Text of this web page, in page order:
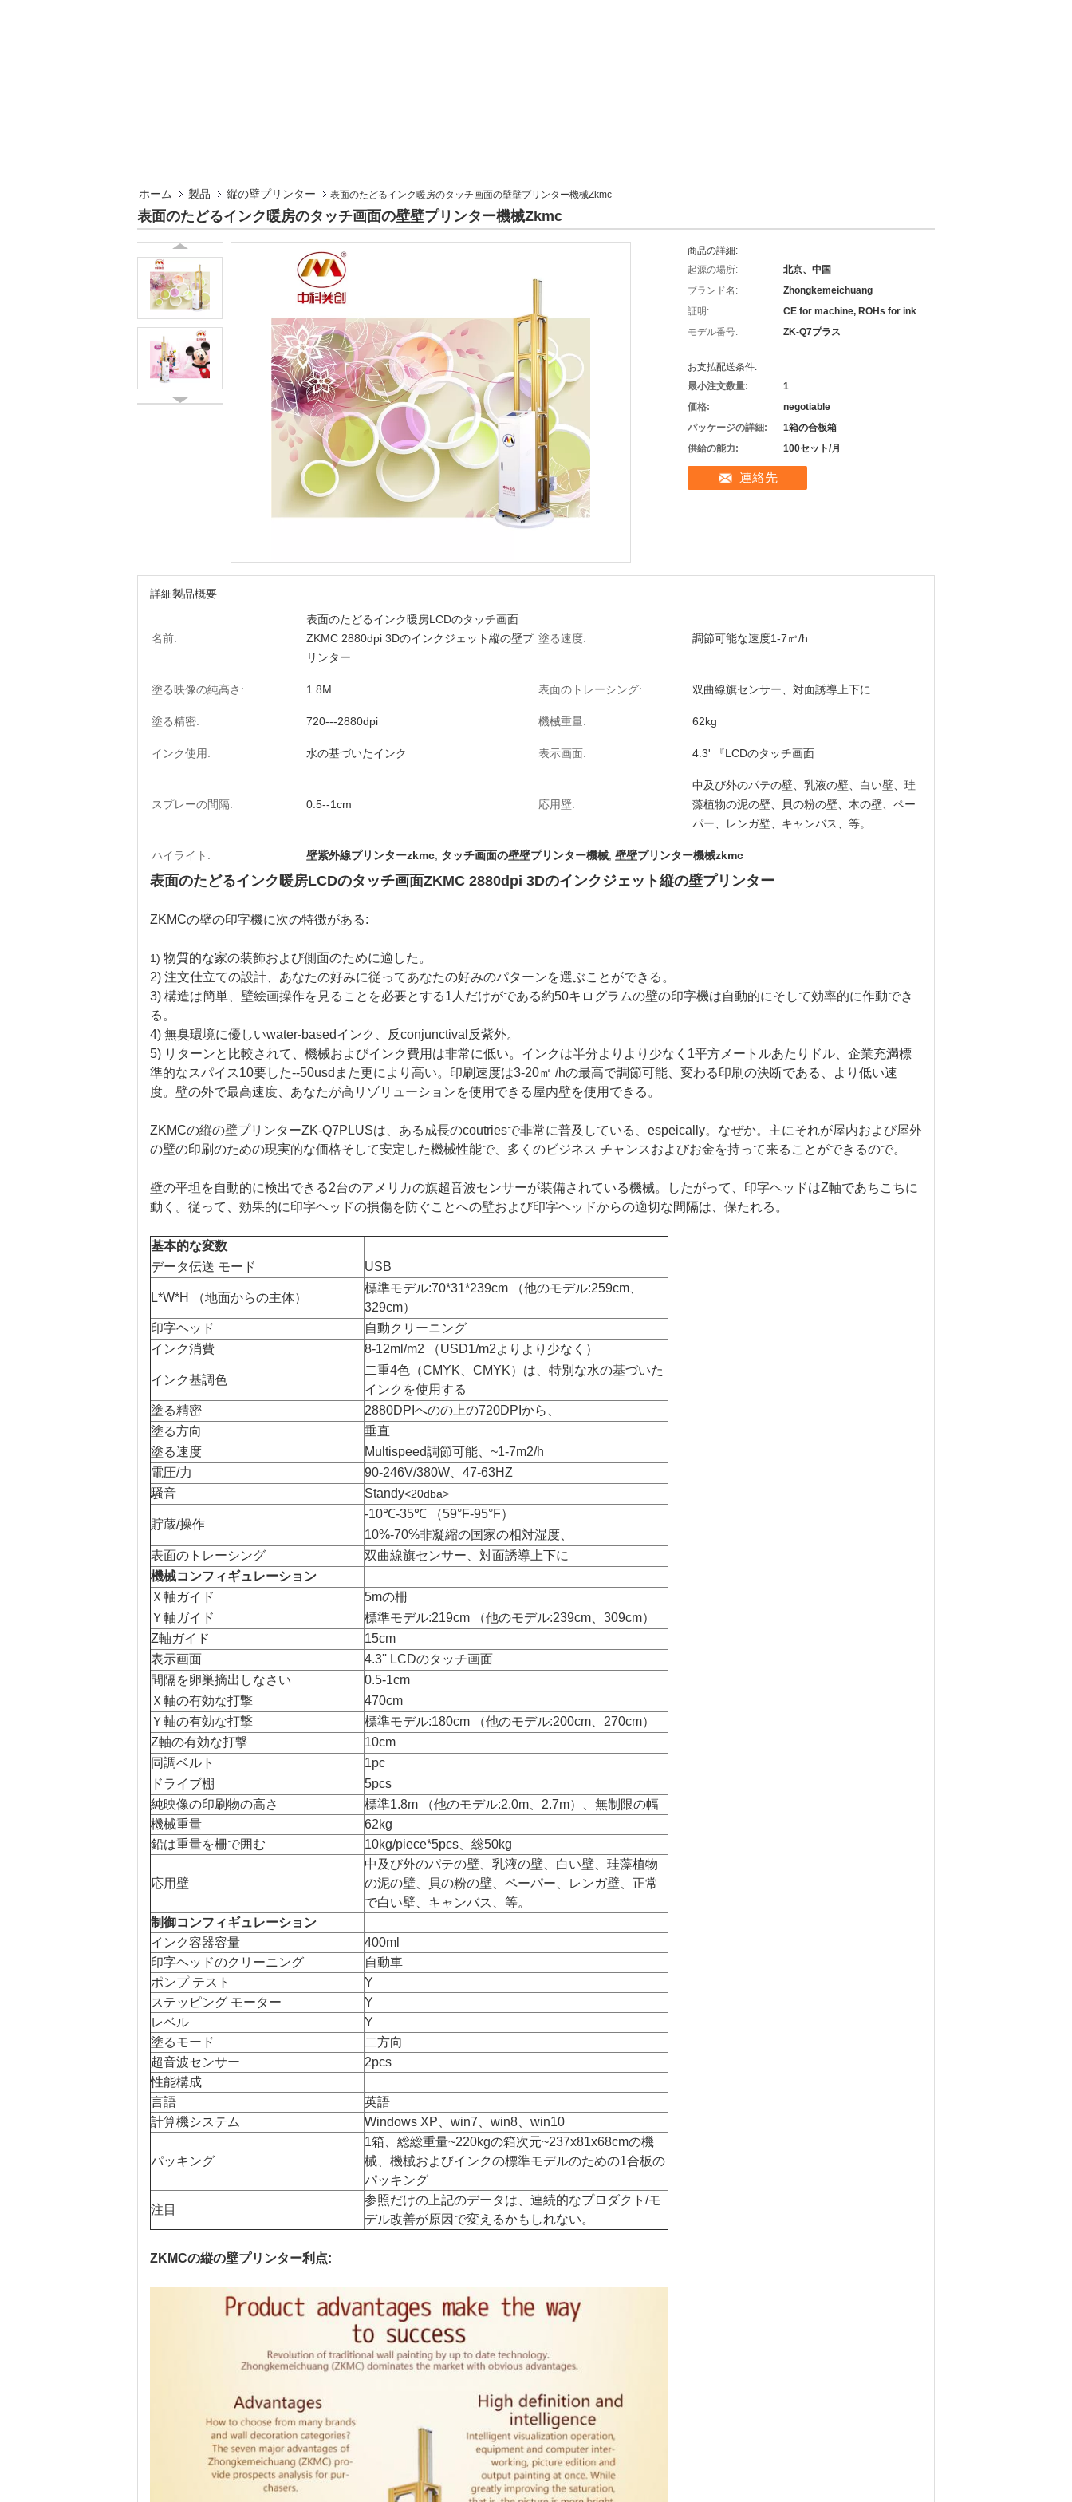
ホーム 製品 縦の壁プリンター 表面のたどるインク暖房のタッチ画面の壁壁プリンター機械Zkmc
表面のたどるインク暖房のタッチ画面の壁壁プリンター機械Zkmc
商品の詳細:
起源の場所:
北京、中国
ブランド名:
Zhongkemeichuang
証明:
CE for machine, ROHs for ink
モデル番号:
ZK-Q7プラス
お支払配送条件:
最小注文数量:
1
価格:
negotiable
パッケージの詳細:
1箱の合板箱
供給の能力:
100セット/月
連絡先
詳細製品概要
名前:
表面のたどるインク暖房LCDのタッチ画面
ZKMC 2880dpi 3Dのインクジェット縦の壁プ
リンター
塗る速度: 調節可能な速度1-7㎡/h
塗る映像の純高さ: 1.8M 表面のトレーシング: 双曲線旗センサー、対面誘導上下に
塗る精密: 720---2880dpi 機械重量: 62kg
インク使用: 水の基づいたインク 表示画面: 4.3' 『LCDのタッチ画面
スプレーの間隔: 0.5--1cm 応用壁:
中及び外のパテの壁、乳液の壁、白い壁、珪
藻植物の泥の壁、貝の粉の壁、木の壁、ペー
パー、レンガ壁、キャンバス、等。
ハイライト: 壁紫外線プリンターzkmc タッチ画面の壁壁プリンター機械 壁壁プリンター機械zkmc
表面のたどるインク暖房LCDのタッチ画面ZKMC 2880dpi 3Dのインクジェット縦の壁プリンター
ZKMCの壁の印字機に次の特徴がある:
1) 物質的な家の装飾および側面のために適した。
2) 注文仕立ての設計、あなたの好みに従ってあなたの好みのパターンを選ぶことができる。
3) 構造は簡単、壁絵画操作を見ることを必要とする1人だけがである約50キログラムの壁の印字機は自動的にそして効率的に作動でき
る。
4) 無臭環境に優しいwater-basedインク、反conjunctival反紫外。
5) リターンと比較されて、機械およびインク費用は非常に低い。インクは半分よりより少なく1平方メートルあたりドル、企業充満標
準的なスパイス10要した--50usdまた更により高い。印刷速度は3-20㎡ /hの最高で調節可能、変わる印刷の決断である
、より低い速
度。壁の外で最高速度、あなたが高リゾリューションを使用できる屋内壁を使用できる。
ZKMCの縦の壁プリンターZK-Q7PLUSは、ある成長のcoutriesで非常に普及している、espeically。なぜか。主にそれが屋内および屋外
の壁の印刷のための現実的な価格そして安定した機械性能で、多くのビジネス チャンスおよびお金を持って来ることができるので。
壁の平坦を自動的に検出できる2台のアメリカの旗超音波センサーが装備されている機械。したがって、印字ヘッドはZ軸であちこちに
動く。従って、効果的に印字ヘッドの損傷を防ぐことへの壁および印字ヘッドからの適切な間隔は、保たれる。
基本的な変数
データ伝送 モード
USB
L*W*H （地面からの主体）
標準モデル:70*31*239cm （他のモデル:259cm、
329cm）
印字ヘッド
自動クリーニング
インク消費
8-12ml/m2 （USD1/m2よりより少なく）
インク基調色
二重4色（CMYK、CMYK）は、特別な水の基づいた
インクを使用する
塗る精密
2880DPIへのの上の720DPIから、
塗る方向
垂直
塗る速度
Multispeed調節可能、~1-7m2/h
電圧/力
90-246V/380W、47-63HZ
騒音
Standy<20dba>
貯蔵/操作
-10℃-35℃ （59°F-95°F）
10%-70%非凝縮の国家の相対湿度、
表面のトレーシング
双曲線旗センサー、対面誘導上下に
機械コンフィギュレーション
Ｘ軸ガイド
5mの柵
Ｙ軸ガイド
標準モデル:219cm （他のモデル:239cm、309cm）
Z軸ガイド
15cm
表示画面
4.3'' LCDのタッチ画面
間隔を卵巣摘出しなさい
0.5-1cm
Ｘ軸の有効な打撃
470cm
Ｙ軸の有効な打撃
標準モデル:180cm （他のモデル:200cm、270cm）
Z軸の有効な打撃
10cm
同調ベルト
1pc
ドライブ棚
5pcs
純映像の印刷物の高さ
標準1.8m （他のモデル:2.0m、2.7m）、無制限の幅
機械重量
62kg
鉛は重量を柵で囲む
10kg/piece*5pcs、総50kg
応用壁
中及び外のパテの壁、乳液の壁、白い壁、珪藻植物
の泥の壁、貝の粉の壁、ペーパー、レンガ壁、正常
で白い壁、キャンバス、等。
制御コンフィギュレーション
インク容器容量
400ml
印字ヘッドのクリーニング
自動車
ポンプ テスト
Y
ステッピング モーター
Y
レベル
Y
塗るモード
二方向
超音波センサー
2pcs
性能構成
言語
英語
計算機システム
Windows XP、win7、win8、win10
パッキング
1箱、総総重量~220kgの箱次元~237x81x68cmの機
械、機械およびインクの標準モデルのための1合板の
パッキング
注目
参照だけの上記のデータは、連続的なプロダクト/モ
デル改善が原因で変えるかもしれない。
ZKMCの縦の壁プリンター利点: